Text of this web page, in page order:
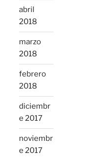
abril
2018
marzo
2018
febrero
2018
diciembr
e 2017
noviembr
e 2017